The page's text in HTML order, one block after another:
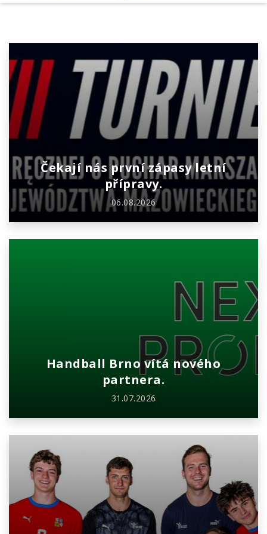
Čekají nás první zápasy letní
přípravy.
06.08.2026
Handball Brno vítá nového
partnera.
31.07.2026